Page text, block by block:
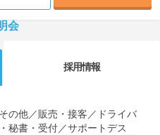
会
採用情報
の他／販売・接客／ドライバ
秘書・受付／サポートデス